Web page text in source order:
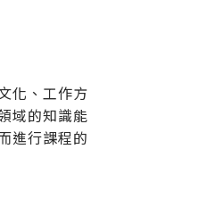
化、工作方
域的知識能
進行課程的